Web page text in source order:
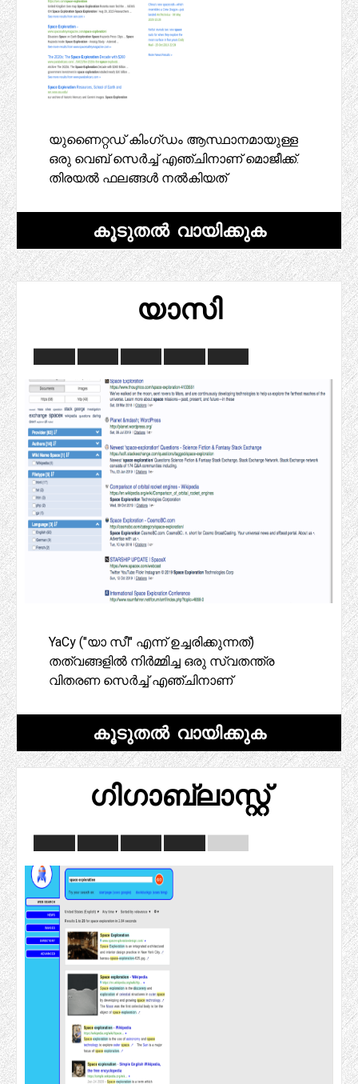
യുണൈറ്റഡ് കിംഗ്ഡം ആസ്ഥാനമായുള്ള
ഒരു വെബ് സെർച്ച് എഞ്ചിനാണ് മൊജീക്ക്.
തിരയൽ ഫലങ്ങൾ നൽകിയത്
കൂടുതൽ വായിക്കുക
യാസി
YaCy ("യാ സീ" എന്ന് ഉച്ചരിക്കുന്നത്)
തത്വങ്ങളിൽ നിർമ്മിച്ച ഒരു സ്വതന്ത്ര
വിതരണ സെർച്ച് എഞ്ചിനാണ്
കൂടുതൽ വായിക്കുക
ഗിഗാബ്ലാസ്റ്റ്